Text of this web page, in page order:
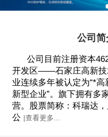
公司简
公司目前注册资本
开发区——石家庄高新技
业连续多年被认定为“*高
新型企业”。旗下拥有多
营。股票简称：科瑞达
公 |查看更多...